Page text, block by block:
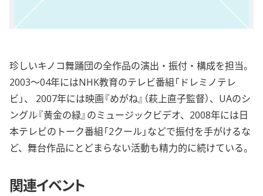
珍しいキノコ舞踊団の全作品の演出・振付・構成を担当。
2003〜04年にはNHK教育のテレビ番組「ドレミノテレ
ビ」、 2007年には映画『めがね』（萩上直子監督）、UAのシ
ングル『黄金の緑』のミュージックビデオ、2008年には日
本テレビのトーク番組「2クール」などで振付を手がけるな
ど、舞台作品にとどまらない活動も精力的に続けている。
関連イベント